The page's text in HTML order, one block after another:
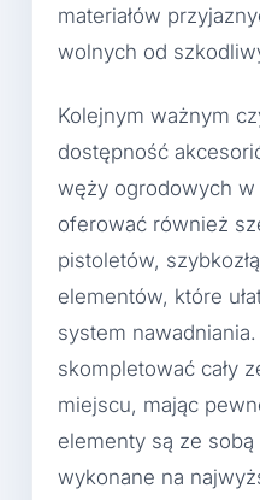
materiałów
wolnych od
Kolejnym ważnym
dostępność
węży ogrodowych
oferować również
pistoletów,
elementów, które
system
skompletować cały
miejscu, mając
elementy są ze
wykonane na